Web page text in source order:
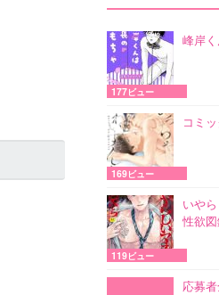
峰岸
177ビュー
コミ
169ビュー
いや
性欲図
119ビュー
応募